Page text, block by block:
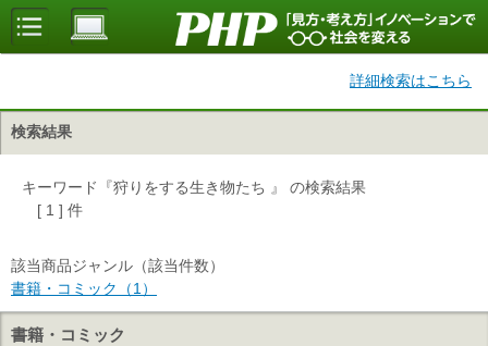
詳細検索はこちら
検索結果
キーワード『狩りをする生き物たち 』 の検索結果
[ 1 ] 件
該当商品ジャンル（該当件数）
書籍・コミック（1）
書籍・コミック